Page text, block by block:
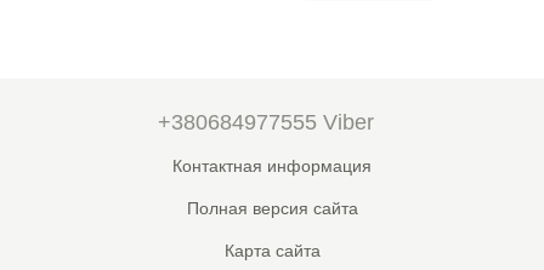
+380684977555 Viber
Контактная информация
Полная версия сайта
Карта сайта